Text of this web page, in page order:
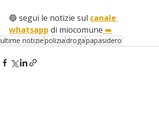
🔵 segui le notizie sul canale
whatsapp di miocomune ➡️
ultime notiziepoliziadrogapapasidero